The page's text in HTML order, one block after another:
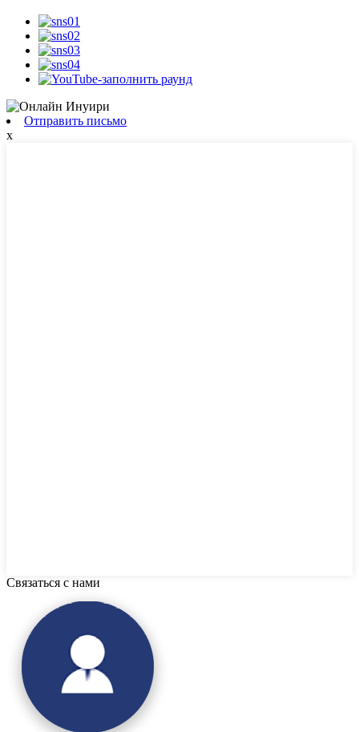
Отправить письмо
x
Связаться с нами